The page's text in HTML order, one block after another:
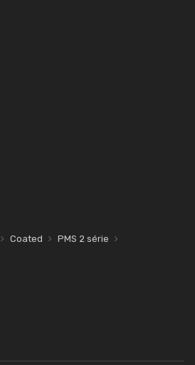
Coated
PMS 2 série